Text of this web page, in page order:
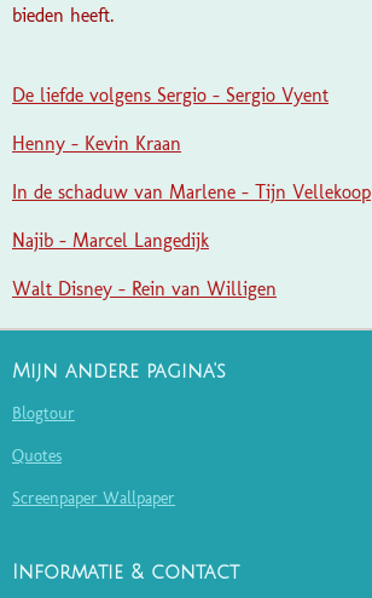
bieden heeft.
De liefde volgens Sergio - Sergio Vyent
Henny - Kevin Kraan
In de schaduw van Marlene - Tijn Vellekoop
Najib - Marcel Langedijk
Walt Disney - Rein van Willigen
Mijn andere pagina's
Blogtour
Quotes
Screenpaper Wallpaper
Informatie & contact